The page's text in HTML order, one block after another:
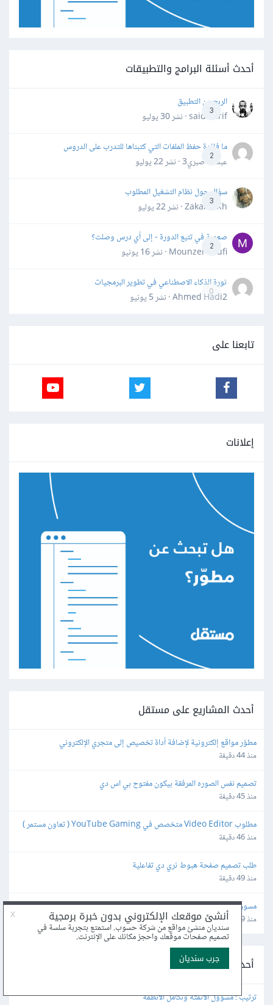
أحدث أسئلة البرامج والتطبيقات
3
الربح من التطبيق
said darif · نشر
30 يوليو
2
ما فائدة حفظ الملفات التي كتبناها للتدرب على الدروس
عبدالله صبري3 · نشر
22 يوليو
3
سؤال حول نظام التشغيل المطلوب
Zakaria Kh · نشر
22 يوليو
2
صعوبة في تتبع الدورة - إلى أي درس وصلت؟
Mounzer Soufi · نشر
16 يونيو
0
ثورة الذكاء الاصطناعي في تطوير البرمجيات
Ahmed Hadi2 · نشر
5 يونيو
تابعنا على
إعلانات
أحدث المشاريع على مستقل
مطوّر مواقع إلكترونية لإضافة أداة تخصيص إلى متجري الإلكتروني
منذ 44 دقيقة
تصميم نفس الصوره المرفقة بيكون مفتوح بي اس دي
منذ 45 دقيقة
مطلوب Video Editor متخصص في YouTube Gaming ( تعاون مستمر )
منذ 46 دقيقة
طلب تصميم صفحة هبوط ثري دي تفاعلية
منذ 49 دقيقة
مسوق و محلل متمكن للحملات على المنصات سناب , ميتا , تيك توك
منذ 49 دقيقة
أحدث الوظائف عن بعد على موقع بعيد
ترتيب : مسؤول الأتمتة وتكامل الأنظمة